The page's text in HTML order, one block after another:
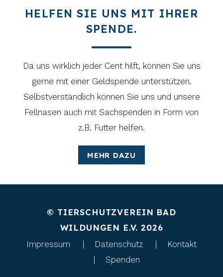
HELFEN SIE UNS MIT IHRER
SPENDE.
Da uns wirklich jeder Cent hilft, können Sie uns
gerne mit einer Geldspende unterstützen.
Selbstverständlich können Sie uns und unsere
Fellnasen auch mit Sachspenden in Form von
z.B. Futter helfen.
MEHR DAZU
© TIERSCHUTZVEREIN BAD
WILDUNGEN E.V. 2026
Impressum Datenschutz
Kontakt
Spenden